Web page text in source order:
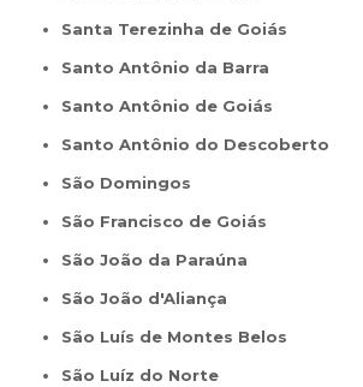
Santa Terezinha de Goiás
Santo Antônio da Barra
Santo Antônio de Goiás
Santo Antônio do Descoberto
São Domingos
São Francisco de Goiás
São João da Paraúna
São João d'Aliança
São Luís de Montes Belos
São Luíz do Norte